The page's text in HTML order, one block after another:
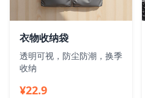
衣物收纳袋
透明可视，防尘防潮，换季
收纳
¥22.9